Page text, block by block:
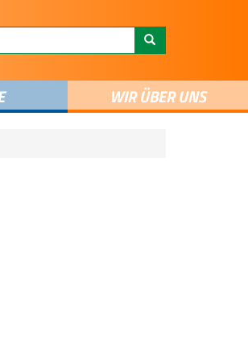
WIR ÜBER UNS